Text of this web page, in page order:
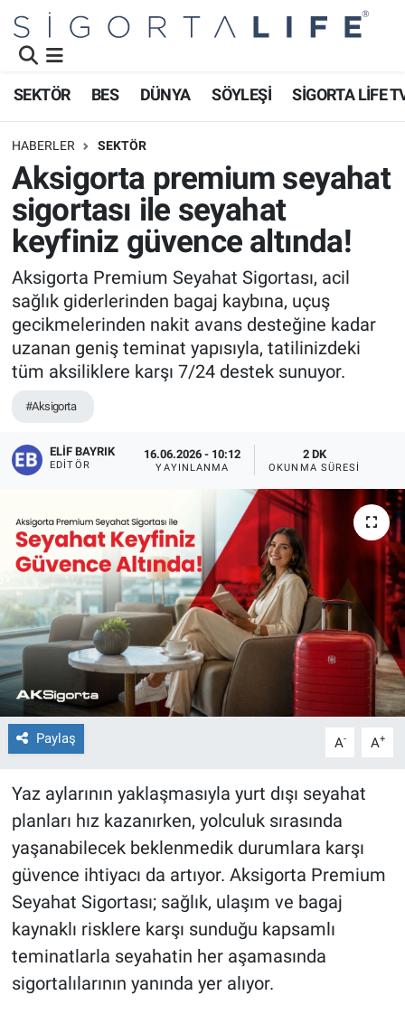
SEKTÖR BES DÜNYA SÖYLEŞİ SİGORTA LİFE
HABERLER SEKTÖR
Aksigorta premium seyahat
sigortası ile seyahat
keyfiniz güvence altında!
Aksigorta Premium Seyahat Sigortası, acil
sağlık giderlerinden bagaj kaybına, uçuş
gecikmelerinden nakit avans desteğine kadar
uzanan geniş teminat yapısıyla, tatilinizdeki
tüm aksiliklere karşı 7/24 destek sunuyor.
#Aksigorta
ELIF BAYRIK
EDITÖR
16.06.2026 - 10:12
YAYINLANMA
2 DK
OKUNMA SÜRESI
Paylaş A- A+
Yaz aylarının yaklaşmasıyla yurt dışı seyahat
planları hız kazanırken, yolculuk sırasında
yaşanabilecek beklenmedik durumlara karşı
güvence ihtiyacı da artıyor. Aksigorta Premium
Seyahat Sigortası; sağlık, ulaşım ve bagaj
kaynaklı risklere karşı sunduğu kapsamlı
teminatlarla seyahatin her aşamasında
sigortalılarının yanında yer alıyor.
Namaz Vakitleri
Trafik Durumu
Süper Lig Puan Durumu ve Fikstür
Tüm Manşetler
Son Dakika Haberleri